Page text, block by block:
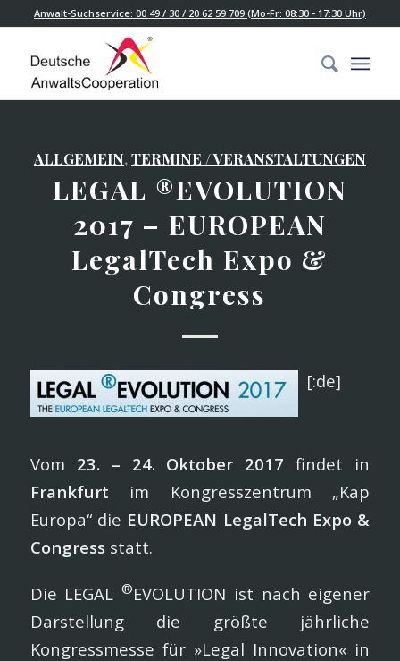
Anwalt-Suchservice: 00 49 / 30 / 20 62 59 709 (Mo-Fr: 08:30 - 17:30 Uhr)
ALLGEMEIN,TERMINE / VERANSTALTUNGEN
LEGAL ®EVOLUTION
2017 – EUROPEAN
LegalTech Expo &
Congress
[:de]
Vom 23. – 24. Oktober 2017 findet in
Frankfurt im Kongresszentrum „Kap
Europa“ die EUROPEAN LegalTech Expo &
Congress statt.
Die LEGAL®EVOLUTION ist nach eigener
Darstellung die größte jährliche
Kongressmesse für »Legal Innovation« in